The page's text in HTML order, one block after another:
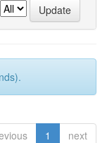
1 next